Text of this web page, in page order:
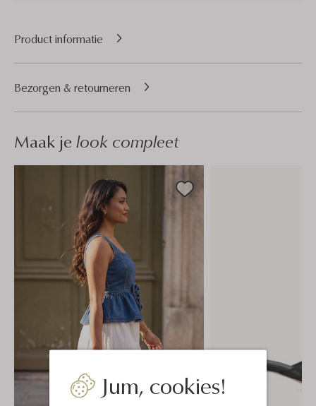
Jum, cookies!
Product informatie
Bezorgen & retourneren
Maak je look compleet